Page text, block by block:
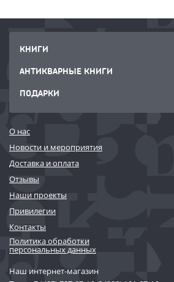
КНИГИ
АНТИКВАРНЫЕ КНИГИ
ПОДАРКИ
О нас
Новости и мероприятия
Доставка и оплата
Отзывы
Наши проекты
Привилегии
Контакты
Политика обработки
персональных данных
Наш интернет-магазин